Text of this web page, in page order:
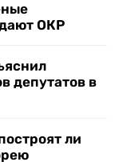
ОКР
депутатов в
ли